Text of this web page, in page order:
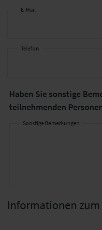
E-Mail
Telefon
Haben Sie sonstige
teilnehmenden
Sonstige Bemerkungen
Informationen zum